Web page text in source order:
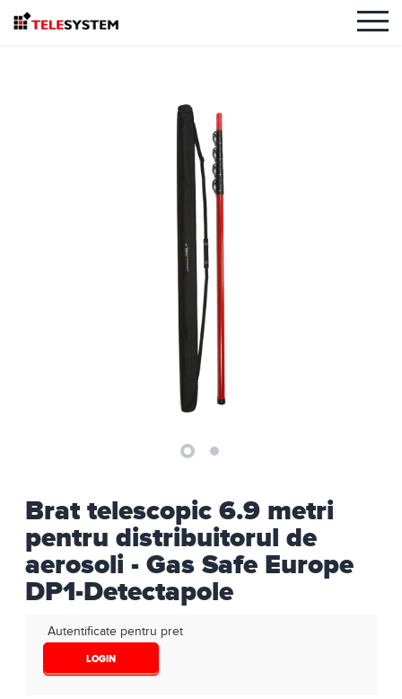
Brat telescopic 6.9 metri
pentru distribuitorul de
aerosoli - Gas Safe Europe
DP1-Detectapole
Autentificate pentru pret
LOGIN